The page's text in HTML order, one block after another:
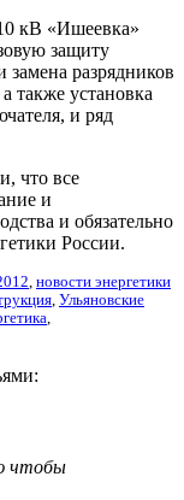
кВ «Ишеевка»
защиту
разрядников
также установка
и ряд
что все
и
и обязательно
России.
, новости энергетики
, Ульяновские
,
чтобы